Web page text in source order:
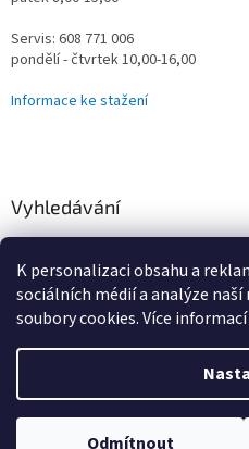
K personalizaci obsahu a
sociálních médií a analýze
soubory cookies. Více informací
Odmítnout
Omlouváme se za určité komplikace
převodem na nový systém, vše
trpělivost. Prodejna-Showroom, jsme
Servis: 608 771 006
pondělí - čtvrtek 10,00-16,00
Informace ke stažení
Vyhledávání
Copyright 2026Vodní
Upravit